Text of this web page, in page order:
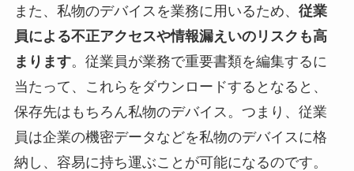
また、私物のデバイスを業務に用いるため、 従業
員による不正アクセスや情報漏えいのリスクも高
まります。従業員が業務で重要書類を編集するに
当たって、これらをダウンロードするとなると、
保存先はもちろん私物のデバイス。つまり、従業
員は企業の機密データなどを私物のデバイスに格
納し、容易に持ち運ぶことが可能になるのです。